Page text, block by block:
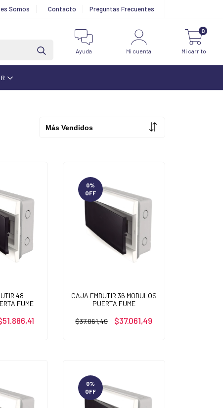
Somos Contacto Preguntas Frecuentes
Ayuda Mi cuenta Mi carrito
0
48
FUME
0%
OFF
CAJA EMBUTIR 36 MODULOS
PUERTA FUME
$37.061,49 $37.061,49
0%
OFF